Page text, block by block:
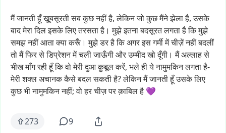
मैंजानतीहूँख़ूबसूरतीसबकुछनहींहै, लेकिनजोकुछमैंनेझेलाहै, उसके
बादमेरादिलइसकेलिएतरसताहै। मुझेइतनाबदसूरतलगताहैकिमुझे
समझनहींआताक्याकरूँ। मुझेडरहैकिअगरइसगर्मीमेंचीज़ेंनहींबदलीं
तोमैंफिरसेडिप्रेशनमेंचलीजाऊँगीऔरउम्मीदखोदूँगी। मैंअल्लाहसे
भीखमाँगरहीहूँकिवोमेरीदुआक़ुबूलकरें, भलेहीयेनामुमकिनलगताहै-
मेरीशक्लअचानककैसेबदलसकतीहै?लेकिनमैंजानतीहूँउसकेलिए
कुछभीनामुमकिननहीं; वोहरचीज़परक़ाबिलहै 💜
273 9